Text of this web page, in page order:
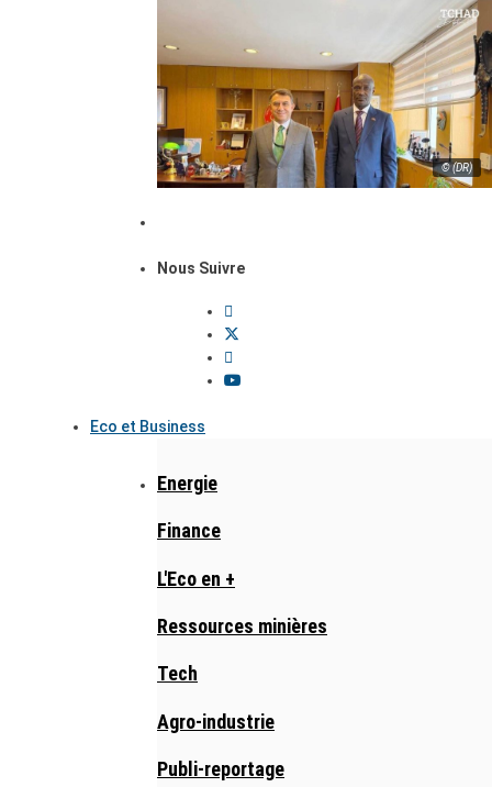
© (DR)
Nous Suivre
Eco et Business
Energie
Finance
L'Eco en +
Ressources minières
Tech
Agro-industrie
Publi-reportage